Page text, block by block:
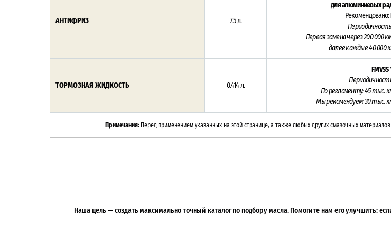
АНТИФРИЗ 7.5 л.
для алюминиевых
Рекомендовано:
Первая замена через 200 000
далее каждые 40 000
ТОРМОЗНАЯ ЖИДКОСТЬ 0.414 л.
FMVSS
По регламенту:45 тыс.
Мы рекомендуем:30 тыс.
Примечания: Перед применением указанных на этой странице, а также любых других смазочных
Наша цель — создать максимально точный каталог по подбору масла. Помогите нам его улучшить: